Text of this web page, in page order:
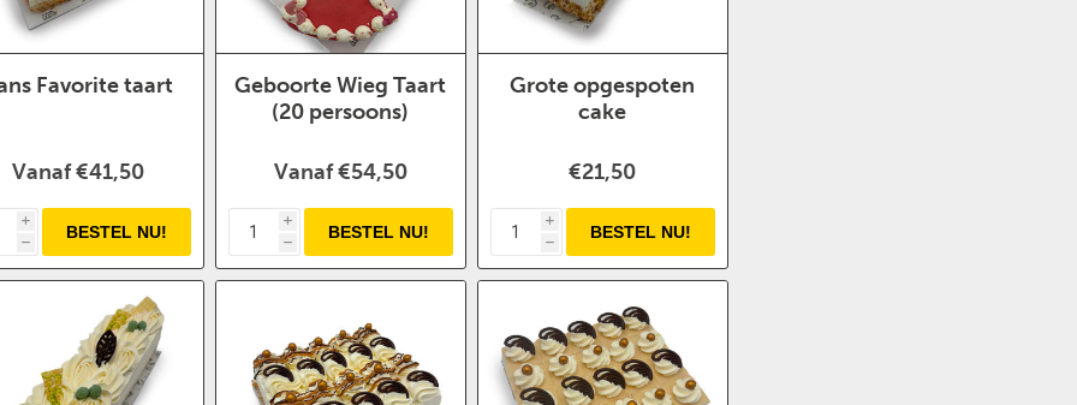
Favorite taart
Vanaf €41,50
i
h
Geboorte Wieg Taart
(20 persoons)
Vanaf €54,50
i
h
Grote opgespoten
cake
€21,50
i
h